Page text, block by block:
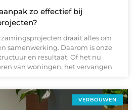
zo effectief bij
draait alles om
samenwerking. Daarom is onze
en resultaat. Of het nu
van woningen, het vervangen
VERBOUWEN